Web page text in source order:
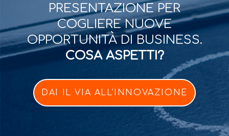
PRESENTAZIONE PER
COGLIERE NUOVE
OPPORTUNITÀ DI BUSINESS.
COSA ASPETTI?
DAI IL VIA ALL'INNOVAZIONE